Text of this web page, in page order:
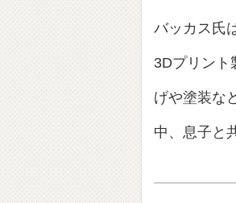
バッカス氏
3Dプリント
げや塗装な
中、息子と